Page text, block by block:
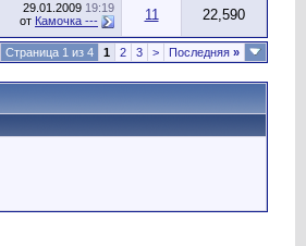
29.01.2009 19:19
от Камочка --- 11 22,590
Страница 1 из 4 1 2 3 > Последняя »